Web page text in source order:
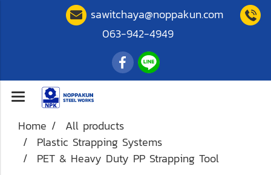
sawitchaya@noppakun.com
063-942-4949
Home
All products
Plastic Strapping Systems
PET & Heavy Duty PP Strapping Tool